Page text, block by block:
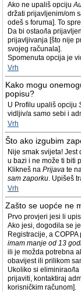
Ako ne upališ opciju
držati prijavljenim/om
odeš s foruma]. To
Da bi ostao/la
prijavljivanja [što nije
svojeg računala].
Spomenuta opcija je
Vrh
Kako mogu
popisu?
U Profilu upališ opciju
vidljiv/a samo sebi i
Vrh
Što ako izgubim
Nije smak svijeta!
u bazi i ne može ti biti
Klikneš na Prijava te
sam zaporku. Upišeš
Vrh
Zašto se uopće ne
Prvo provjeri jesi li
Ako jesi, dogodila se
Registracije, a
imam manje od 13
ili je možda potrebna
obavijest ili prilikom
Ukoliko si eliminirao/
prijaviti, kontaktiraj
korisničkim računom].